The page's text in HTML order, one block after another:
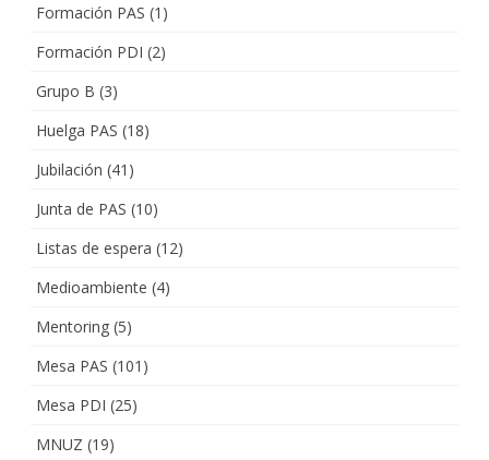
Formación PAS (1)
Formación PDI (2)
Grupo B (3)
Huelga PAS (18)
Jubilación (41)
Junta de PAS (10)
Listas de espera (12)
Medioambiente (4)
Mentoring (5)
Mesa PAS (101)
Mesa PDI (25)
MNUZ (19)